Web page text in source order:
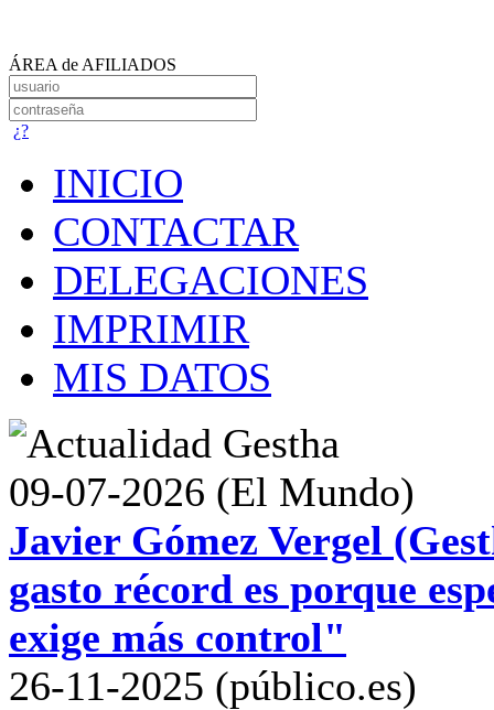
ÁREA de AFILIADOS
¿?
INICIO
CONTACTAR
DELEGACIONES
IMPRIMIR
MIS DATOS
09-07-2026 (El Mundo)
Javier Gómez Vergel
gasto récord es porque
exige más control"
26-11-2025 (público.es)